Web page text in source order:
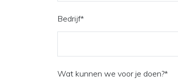
Bedrijf*
Wat kunnen we voor je doen?*